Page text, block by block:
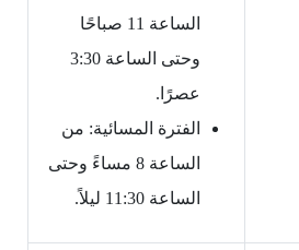
الساعة 11 صباحًا
وحتى الساعة 3:30
عصرًا.
الفترة المسائية: من
الساعة 8 مساءً وحتى
الساعة 11:30 ليلاً.